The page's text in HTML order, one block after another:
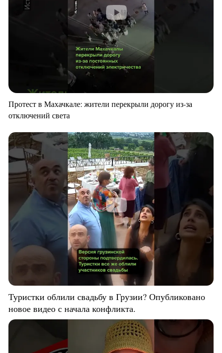
Протест в Махачкале: жители перекрыли дорогу из-за
отключений света
Туристки облили свадьбу в Грузии? Опубликовано
новое видео с начала конфликта.